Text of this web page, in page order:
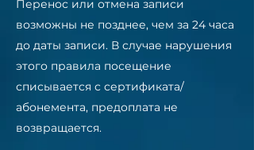
Перенос или отмена записи
возможны не позднее, чем за 24 часа
до даты записи. В случае нарушения
этого правила посещение
списывается с сертификата/
абонемента, предоплата не
возвращается.